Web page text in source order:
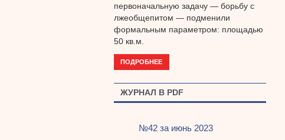
первоначальную задачу — борьбу с
лжеобщепитом — подменили
формальным параметром: площадью
50 кв.м.
ПОДРОБНЕЕ
ЖУРНАЛ В PDF
№42 за июнь 2023